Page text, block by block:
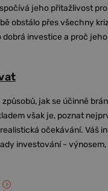
jeho přitažlivost
obstálo přes všechny
investice a proč
jak se účinně
však je, poznat
očekávání. Váš
investování - výnosem,